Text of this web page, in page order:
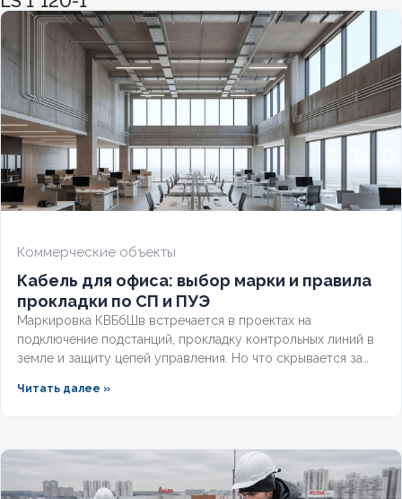
ХЛАДОСТОЙКИЙ Нет
СЕЧЕНИЕ ТПЖ 0,75
ОГНЕСТОЙКИЙ Нет
НАЛИЧИЕ ЭКРАНА Нет
КОЛИЧЕСТВО ЖИЛ 5
Коммерческие объекты
Кабель для офиса: выбор марки и правила
прокладки по СП и ПУЭ
Маркировка КВБбШв встречается в проектах на
подключение подстанций, прокладку контрольных линий в
земле и защиту цепей управления. Но что скрывается за
чем версия с индексом нг отличается от базовой?
бронированного контрольного кабеля.
Читать далее »